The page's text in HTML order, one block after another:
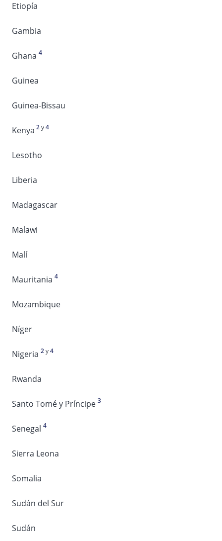
Etiopía
Gambia
Ghana 4
Guinea
Guinea-Bissau
Kenya 2y4
Lesotho
Liberia
Madagascar
Malawi
Malí
Mauritania 4
Mozambique
Níger
Nigeria 2y4
Rwanda
Santo Tomé y Príncipe 3
Senegal 4
Sierra Leona
Somalia
Sudán del Sur
Sudán